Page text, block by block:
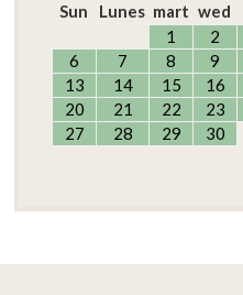
Sun
Lunes mart wed
1
2
6
7 8 9
13
14 15 16
20
21 22 23
27
28 29 30